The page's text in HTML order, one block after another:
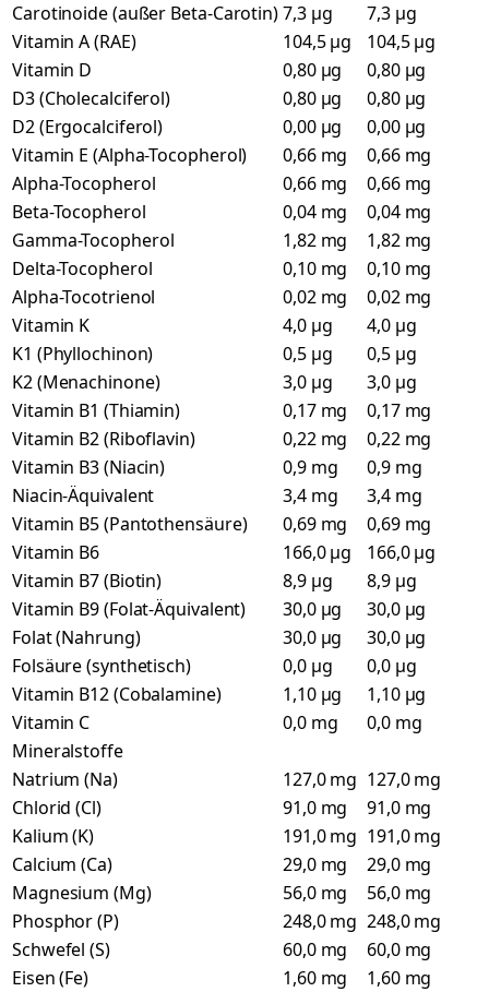
Carotinoide (außer Beta-Carotin)7,3 µg
7,3 µg
Vitamin A (RAE)
104,5 µg
104,5 µg
Vitamin D
0,80 µg
0,80 µg
D3 (Cholecalciferol)
0,80 µg
0,80 µg
D2 (Ergocalciferol)
0,00 µg
0,00 µg
Vitamin E (Alpha-Tocopherol)
0,66 mg
0,66 mg
Alpha-Tocopherol
0,66 mg
0,66 mg
Beta-Tocopherol
0,04 mg
0,04 mg
Gamma-Tocopherol
1,82 mg
1,82 mg
Delta-Tocopherol
0,10 mg
0,10 mg
Alpha-Tocotrienol
0,02 mg
0,02 mg
Vitamin K
4,0 µg
4,0 µg
K1 (Phyllochinon)
0,5 µg
0,5 µg
K2 (Menachinone)
3,0 µg
3,0 µg
Vitamin B1 (Thiamin)
0,17 mg
0,17 mg
Vitamin B2 (Riboflavin)
0,22 mg
0,22 mg
Vitamin B3 (Niacin)
0,9 mg
0,9 mg
Niacin-Äquivalent
3,4 mg
3,4 mg
Vitamin B5 (Pantothensäure)
0,69 mg
0,69 mg
Vitamin B6
166,0 µg
166,0 µg
Vitamin B7 (Biotin)
8,9 µg
8,9 µg
Vitamin B9 (Folat-Äquivalent)
30,0 µg
30,0 µg
Folat (Nahrung)
30,0 µg
30,0 µg
Folsäure (synthetisch)
0,0 µg
0,0 µg
Vitamin B12 (Cobalamine)
1,10 µg
1,10 µg
Vitamin C
0,0 mg
0,0 mg
Mineralstoffe
Natrium (Na)
127,0 mg 127,0 mg
Chlorid (Cl)
91,0 mg
91,0 mg
Kalium (K)
191,0 mg 191,0 mg
Calcium (Ca)
29,0 mg
29,0 mg
Magnesium (Mg)
56,0 mg
56,0 mg
Phosphor (P)
248,0 mg 248,0 mg
Schwefel (S)
60,0 mg
60,0 mg
Eisen (Fe)
1,60 mg
1,60 mg